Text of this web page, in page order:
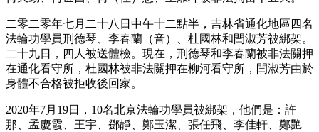
二零二零年七月二十八日中午十二點半，吉林省通化地區四名
法輪功學員刑德琴、李春蘭（音）、杜國林和閆淑芳被綁架。
二十九日，四人被送體檢。現在，刑德琴和李春蘭被非法關押
在通化看守所，杜國林被非法關押在柳河看守所，閆淑芳由於
身體不合格被拒收後回家。
2020年7月19日，10名北京法輪功學員被綁架，他們是：許
那、孟慶霞、王宇、鄧靜、鄭玉潔、張任飛、李佳軒、鄭艷